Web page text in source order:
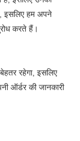
इसलिए हम अपने
करते हैं।
रहेगा, इसलिए
ऑर्डर की जानकारी